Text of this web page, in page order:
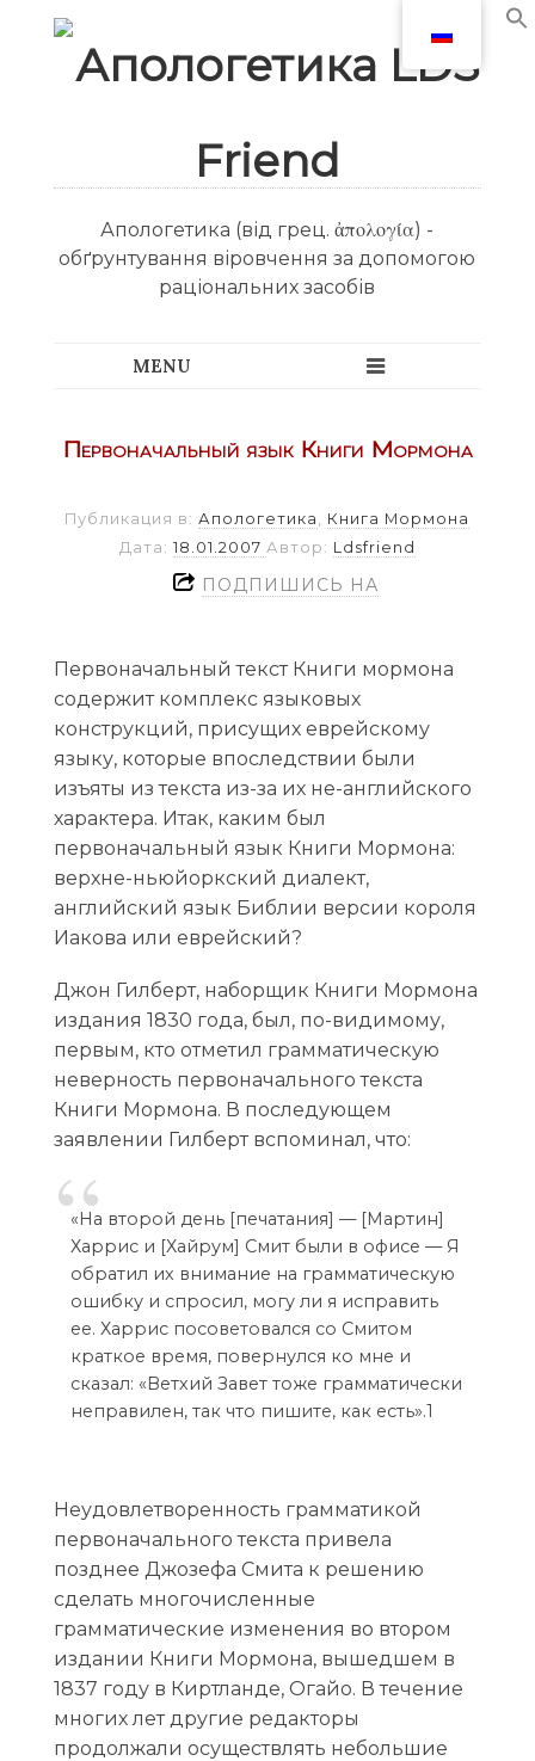
Апологетика (від грец. ἀπολογία) -
обґрунтування віровчення за допомогою
раціональних засобів
Первоначальный язык Книги Мормона
Публикация в:Апологетика , Книга Мормона
Дата: 18.01.2007 Автор: Ldsfriend
ПОДПИШИСЬ НА
Первоначальный текст Книги мормона
содержит комплекс языковых
конструкций, присущих еврейскому
языку, которые впоследствии были
изъяты из текста из-за их не-английского
характера. Итак, каким был
первоначальный язык Книги Мормона:
верхне-ньюйоркский диалект,
английский язык Библии версии короля
Иакова или еврейский?
Джон Гилберт, наборщик Книги Мормона
издания 1830 года, был, по-видимому,
первым, кто отметил грамматическую
неверность первоначального текста
Книги Мормона. В последующем
заявлении Гилберт вспоминал, что:
«На второй день [печатания] — [Мартин]
Харрис и [Хайрум] Смит были в офисе — Я
обратил их внимание на грамматическую
ошибку и спросил, могу ли я исправить
ее. Харрис посоветовался со Смитом
краткое время, повернулся ко мне и
сказал: «Ветхий Завет тоже грамматически
неправилен, так что пишите, как есть».1
Неудовлетворенность грамматикой
первоначального текста привела
позднее Джозефа Смита к решению
сделать многочисленные
грамматические изменения во втором
издании Книги Мормона, вышедшем в
1837 году в Киртланде, Огайо. В течение
многих лет другие редакторы
продолжали осуществлять небольшие